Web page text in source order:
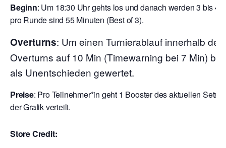
Beginn: Um 18:30 Uhr gehts los und danach werden 3 bis
pro Runde sind 55 Minuten (Best of 3).
Overturns: Um einen Turnierablauf innerhalb
Overturns auf 10 Min (Timewarning bei 7 Min)
als Unentschieden gewertet.
Preise: Pro Teilnehmer*in geht 1 Booster des aktuellen Sets
der Grafik verteilt.
Store Credit: